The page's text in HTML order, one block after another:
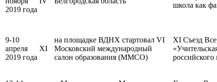
2019 года
школа как
9-10
апреля
2019 года
XI
на площадке ВДНХ стартовал VI
Московский международный
салон образования (ММСО)
XI Съезд